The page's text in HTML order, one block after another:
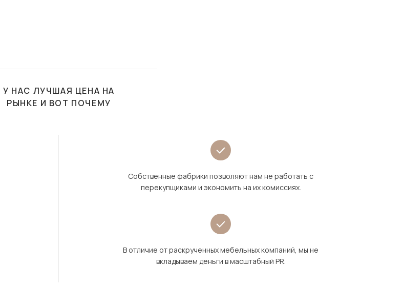
У НАС ЛУЧШАЯ ЦЕНА НА
РЫНКЕ И ВОТ ПОЧЕМУ
Собственные фабрики позволяют нам не работать с
перекупщиками и экономить на их комиссиях.
В отличие от раскрученных мебельных компаний, мы не
вкладываем деньги в масштабный PR.